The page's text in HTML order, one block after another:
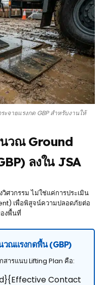
จายแรงกด GBP สำหรับงานให้
นวณ Ground
ลงใน JSA
ศวกรรม ไม่ใช่แค่การประเมิน
เพื่อพิสูจน์ความปลอดภัยต่อ
งพื้นที่
ณแรงกดพื้น (GBP)
สารแนบ Lifting Plan คือ:
Contact